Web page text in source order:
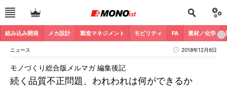
組み込み開発 メカ設計 製造マネジメント モビリティ FA 素材／化学
ニュース 2018年12月6日
続く品質不正問題、われわれは何ができるか
モノづくり総合版メルマガ 編集後記